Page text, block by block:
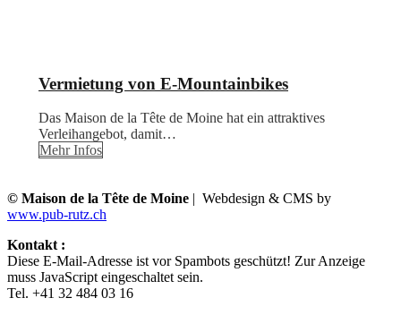
Vermietung von E-Mountainbikes
Das Maison de la Tête de Moine hat ein attraktives
Verleihangebot, damit…
Mehr Infos
© Maison de la Tête de Moine | Webdesign & CMS by
www.pub-rutz.ch
Kontakt :
Diese E-Mail-Adresse ist vor Spambots geschützt! Zur Anzeige
muss JavaScript eingeschaltet sein.
Tel. +41 32 484 03 16